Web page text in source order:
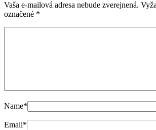
Vaša e-mailová adresa nebude zverejnená.
označené *
Name*
Email*